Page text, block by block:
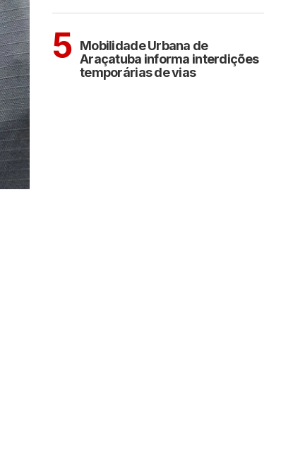
5 Mobilidade Urbana de
Araçatuba informa interdições
temporárias de vias